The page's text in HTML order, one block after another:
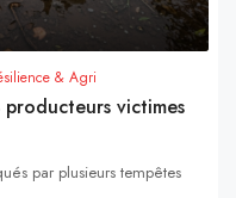
& Agri
victimes
par plusieurs tempêtes